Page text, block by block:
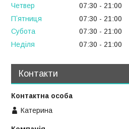
Четвер
07:30
21:00
Пʼятниця
07:30
21:00
Субота
07:30
21:00
Неділя
07:30 21:00
Контакти
Катерина